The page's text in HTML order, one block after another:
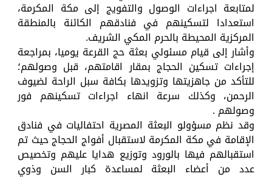
لمتابعة اجراءات الوصول والتفويج إلى مكة المكرمة،
استعدادا لتسكينهم في فنادقهم الكائنة بالمنطقة
المركزية المحيطة بالحرم المكي الشريف.
وأشار إلى قيام مسئولي بعثة حج القرعة يوميا، بمراجعة
إجراءات تسكين الحجاج بمقار اقامتهم، قبل وصولهم؛
للتأكد من جاهزيتها وتزويدها بكافة سبل الراحة لضيوف
الرحمن، وكذلك سرعة انهاء اجراءات تسكينهم فور
وصولهم .
وقد نظم مسؤولو البعثة المصرية احتفاليات في فنادق
الإقامة في مكة المكرمة لاستقبال أفواج الحجاج حيث تم
استقبالهم فيها بالورود وتوزيع هدايا عليهم وتخصيص
عدد من أعضاء البعثة لمساعدة كبار السن وذوي